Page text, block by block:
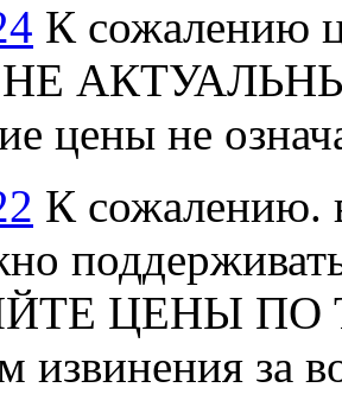
К сожалению
НЕ АКТУАЛЬНЫ.
цены не
К сожалению.
ЦЕНЫ ПО
извинения за